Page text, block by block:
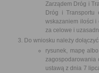
Zarządem Dróg i
Dróg i Transportu
wskazaniem ilości i
za celowe i
Do wniosku należy
rysunek, mapę
zagospodarowania
ustawą z dnia 7